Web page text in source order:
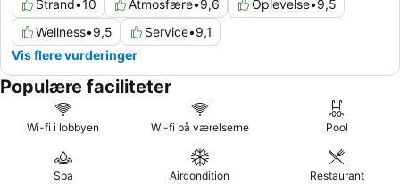
Strand•10 Atmosfære•9,6 Oplevelse•9,5
Wellness•9,5 Service•9,1
Vis flere vurderinger
Populære faciliteter
Wi-fi i lobbyen Wi-fi på værelserne Pool
Spa Aircondition Restaurant